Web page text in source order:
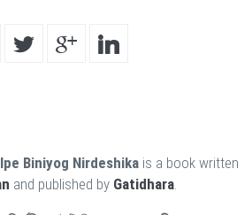
Biniyog Nirdeshika is a book written
and published by Gatidhara